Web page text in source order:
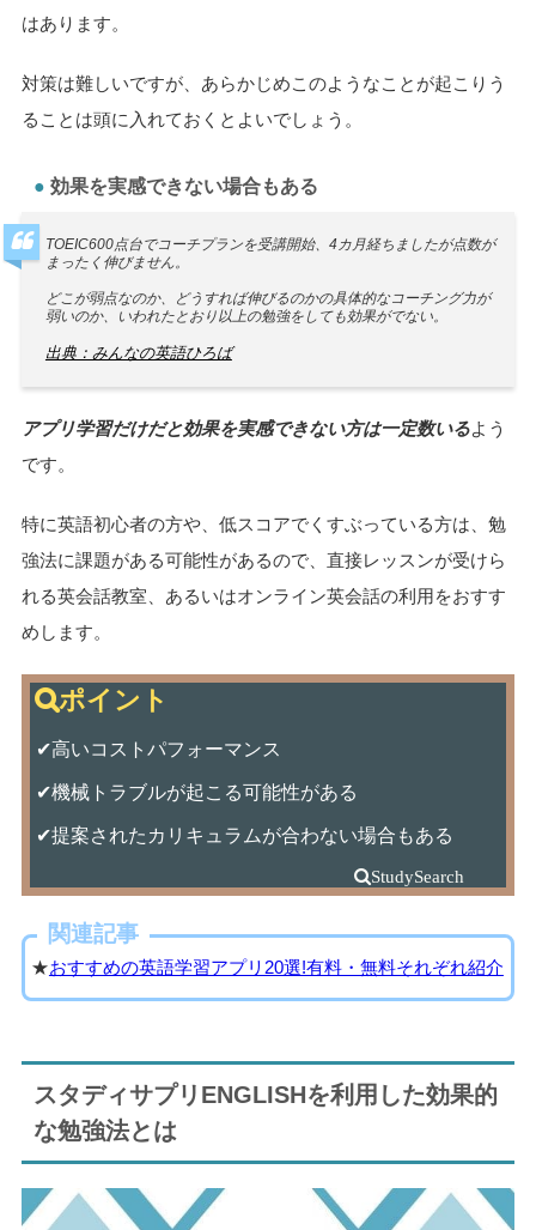
はあります。
対策は難しいですが、あらかじめこのようなことが起こりう
ることは頭に入れておくとよいでしょう。
効果を実感できない場合もある
TOEIC600点台でコーチプランを受講開始、4カ月経ちましたが点数が
まったく伸びません。
どこが弱点なのか、どうすれば伸びるのかの具体的なコーチング力が
弱いのか、いわれたとおり以上の勉強をしても効果がでない。
出典：みんなの英語ひろば
アプリ学習だけだと効果を実感できない方は一定数いるよう
です。
特に英語初心者の方や、低スコアでくすぶっている方は、勉
強法に課題がある可能性があるので、直接レッスンが受けら
れる英会話教室、あるいはオンライン英会話の利用をおすす
めします。
✔高いコストパフォーマンス
✔機械トラブルが起こる可能性がある
✔提案されたカリキュラムが合わない場合もある
関連記事
★おすすめの英語学習アプリ20選!有料・無料それぞれ紹介
スタディサプリENGLISHを利用した効果的
な勉強法とは